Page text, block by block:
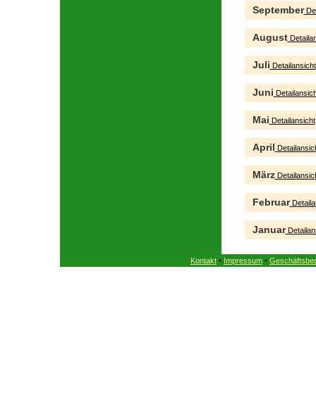
September
August
Juli Detailansicht
Juni
Mai Detailansicht
April
März
Februar
Januar
Kontakt • Impressum •